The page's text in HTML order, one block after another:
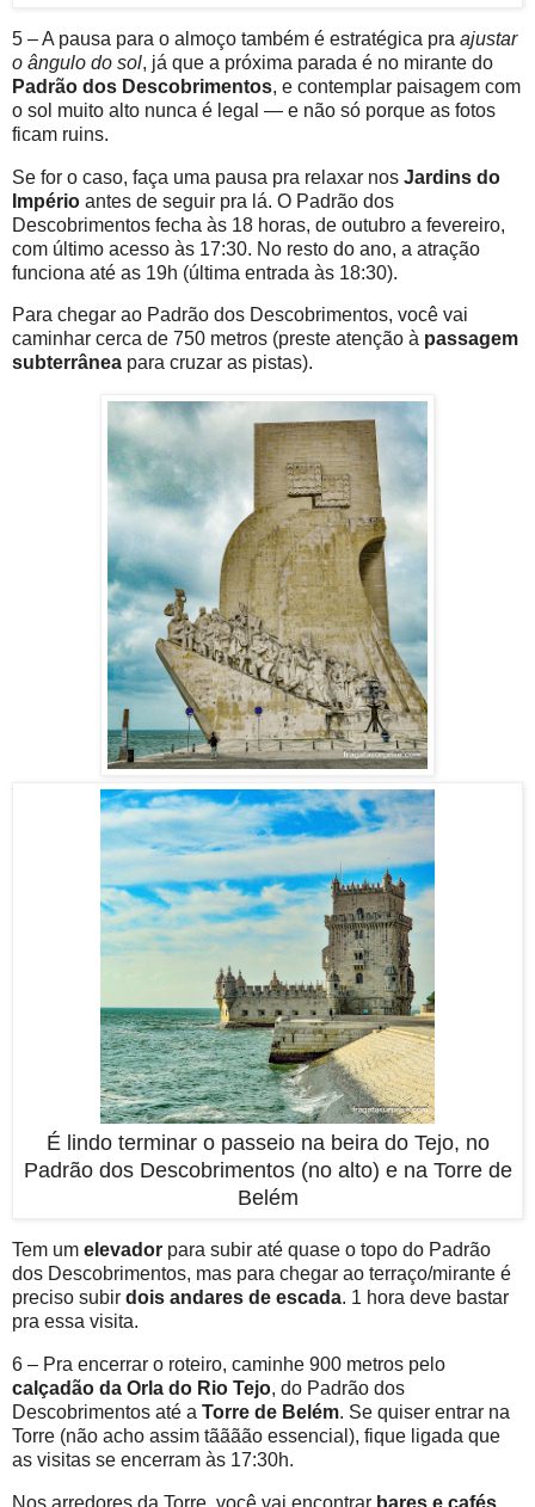
5 – A pausa para o almoço também é estratégica pra ajustar
o ângulo do sol, já que a próxima parada é no mirante do
Padrão dos Descobrimentos, e contemplar paisagem com
o sol muito alto nunca é legal — e não só porque as fotos
ficam ruins.
Se for o caso, faça uma pausa pra relaxar nos Jardins do
Império antes de seguir pra lá. O Padrão dos
Descobrimentos fecha às 18 horas, de outubro a fevereiro,
com último acesso às 17:30. No resto do ano, a atração
funciona até as 19h (última entrada às 18:30).
Para chegar ao Padrão dos Descobrimentos, você vai
caminhar cerca de 750 metros (preste atenção à passagem
subterrânea para cruzar as pistas).
É lindo terminar o passeio na beira do Tejo, no
Padrão dos Descobrimentos (no alto) e na Torre de
Belém
Tem um elevador para subir até quase o topo do Padrão
dos Descobrimentos, mas para chegar ao terraço/mirante é
preciso subir dois andares de escada. 1 hora deve bastar
pra essa visita.
6 – Pra encerrar o roteiro, caminhe 900 metros pelo
calçadão da Orla do Rio Tejo, do Padrão dos
Descobrimentos até a Torre de Belém. Se quiser entrar na
Torre (não acho assim tãããão essencial), fique ligada que
as visitas se encerram às 17:30h.
Nos arredores da Torre, você vai encontrar bares e cafés